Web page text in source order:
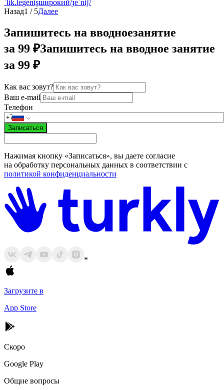
ˈlik.legenişширокий/ɟeˈniʃ/
Назад1 / 5Далее
Запишитесь на вводноезанятие
за 99 ₽Запишитесь на вводное занятие
за 99 ₽
Как вас зовут?
Ваш e-mail
Телефон
Записаться
Нажимая кнопку «Записаться», вы даете согласие
на обработку персональных данных в соответствии с
политикой конфиденциальности
*
Загрузите в
App Store
Скоро
Google Play
Общие вопросы